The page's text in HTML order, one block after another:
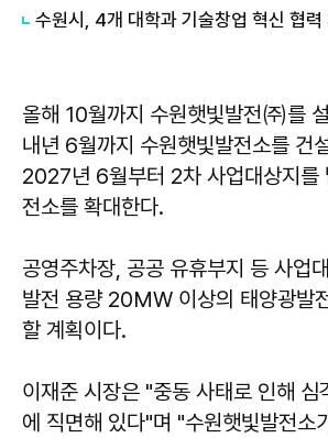
수원시, 4개 대학과 기술창업 혁신 협력
올해 10월까지 수원햇빛발전㈜를
내년 6월까지 수원햇빛발전소를 건
2027년 6월부터 2차 사업대상지를
전소를 확대한다.
공영주차장, 공공 유휴부지 등 사업
발전 용량 20MW 이상의 태양광발
할 계획이다.
이재준 시장은 "중동 사태로 인해 심
에 직면해 있다"며 "수원햇빛발전소